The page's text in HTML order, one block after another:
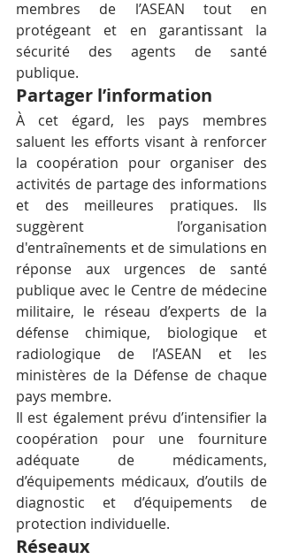
membres de l’ASEAN tout en
protégeant et en garantissant la
sécurité des agents de santé
publique.
Partager l’information
À cet égard, les pays membres
saluent les efforts visant à renforcer
la coopération pour organiser des
activités de partage des informations
et des meilleures pratiques. Ils
suggèrent l’organisation
d'entraînements et de simulations en
réponse aux urgences de santé
publique avec le Centre de médecine
militaire, le réseau d’experts de la
défense chimique, biologique et
radiologique de l’ASEAN et les
ministères de la Défense de chaque
pays membre.
Il est également prévu d’intensifier la
coopération pour une fourniture
adéquate de médicaments,
d’équipements médicaux, d’outils de
diagnostic et d’équipements de
protection individuelle.
Réseaux